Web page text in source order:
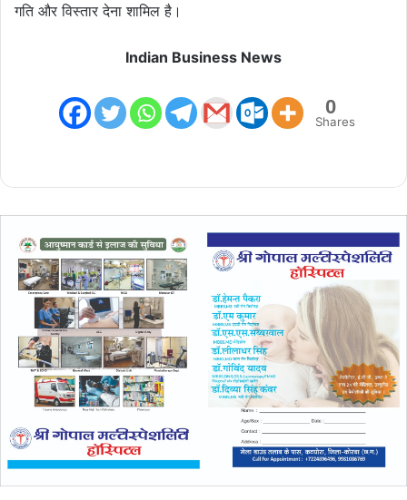
गति और विस्तार देना शामिल है।
Indian Business News
0
Shares